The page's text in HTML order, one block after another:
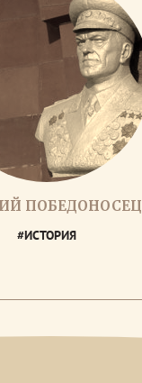
ПОБЕДОНОСЕЦ
#ИСТОРИЯ